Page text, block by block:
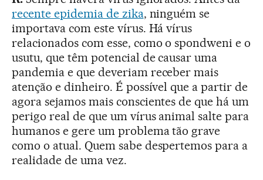
recente epidemia de zika, ninguém se
importava com este vírus. Há vírus
relacionados com esse, como o spondweni e o
usutu, que têm potencial de causar uma
pandemia e que deveriam receber mais
atenção e dinheiro. É possível que a partir de
agora sejamos mais conscientes de que há um
perigo real de que um vírus animal salte para
humanos e gere um problema tão grave
como o atual. Quem sabe despertemos para a
realidade de uma vez.